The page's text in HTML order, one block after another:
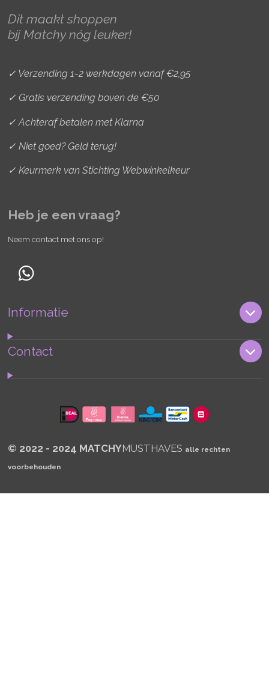
r
a
o
k
e
s
Dit maakt shoppen
bij Matchy nóg leuker!
✓ Verzending 1-2 werkdagen vanaf €2,95
✓ Gratis verzending boven de €50
✓ Achteraf betalen met Klarna
✓ Niet goed? Geld terug!
✓ Keurmerk van Stichting Webwinkelkeur
Heb je een vraag?
Neem contact met ons op!
W
a
s
Informatie
Contact
© 2022 - 2024 MATCHYMUSTHAVES alle rechten
voorbehouden